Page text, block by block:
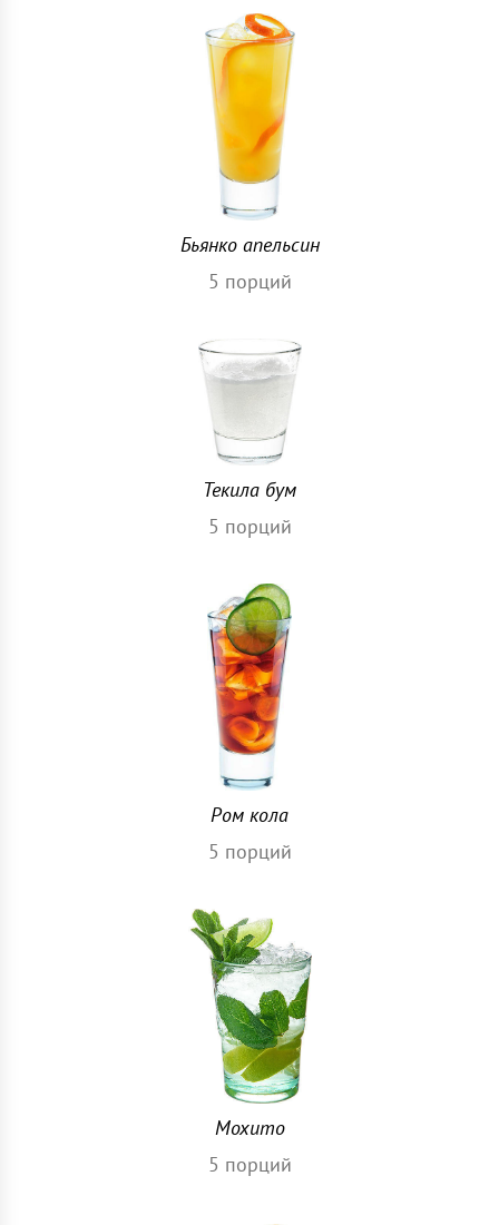
Бьянко апельсин
5 порций
Текила бум
5 порций
Ром кола
5 порций
Мохито
5 порций